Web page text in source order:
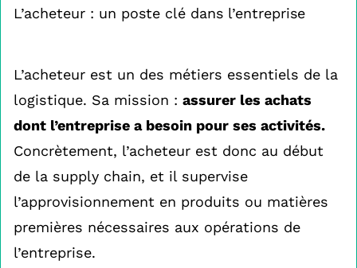
L’acheteur : un poste clé dans l’entreprise
L’acheteur est un des métiers essentiels de la
logistique. Sa mission : assurer les achats
dont l’entreprise a besoin pour ses activités.
Concrètement, l’acheteur est donc au début
de la supply chain, et il supervise
l’approvisionnement en produits ou matières
premières nécessaires aux opérations de
l’entreprise.